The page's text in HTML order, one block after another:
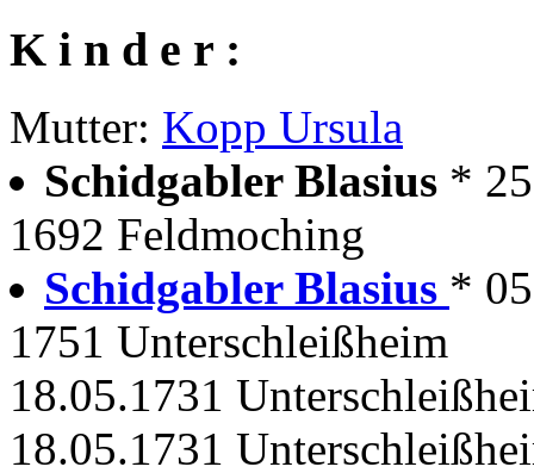
K i n d e r :
Mutter: Kopp Ursula
Schidgabler Blasius *
1692 Feldmoching
Schidgabler Blasius *
1751 Unterschleißheim
18.05.1731
18.05.1731